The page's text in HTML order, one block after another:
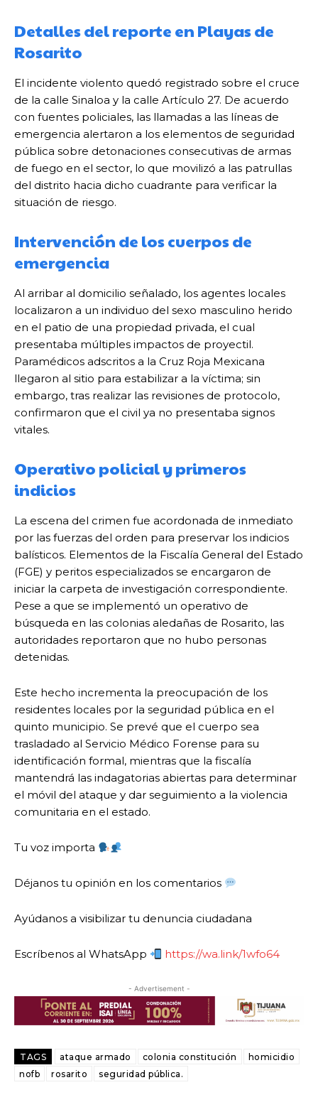
Detalles del reporte en Playas de
Rosarito
El incidente violento quedó registrado sobre el cruce
de la calle Sinaloa y la calle Artículo 27. De acuerdo
con fuentes policiales, las llamadas a las líneas de
emergencia alertaron a los elementos de seguridad
pública sobre detonaciones consecutivas de armas
de fuego en el sector, lo que movilizó a las patrullas
del distrito hacia dicho cuadrante para verificar la
situación de riesgo.
Intervención de los cuerpos de
emergencia
Al arribar al domicilio señalado, los agentes locales
localizaron a un individuo del sexo masculino herido
en el patio de una propiedad privada, el cual
presentaba múltiples impactos de proyectil.
Paramédicos adscritos a la Cruz Roja Mexicana
llegaron al sitio para estabilizar a la víctima; sin
embargo, tras realizar las revisiones de protocolo,
confirmaron que el civil ya no presentaba signos
vitales.
Operativo policial y primeros
indicios
La escena del crimen fue acordonada de inmediato
por las fuerzas del orden para preservar los indicios
balísticos. Elementos de la Fiscalía General del Estado
(FGE) y peritos especializados se encargaron de
iniciar la carpeta de investigación correspondiente.
Pese a que se implementó un operativo de
búsqueda en las colonias aledañas de Rosarito, las
autoridades reportaron que no hubo personas
detenidas.
Este hecho incrementa la preocupación de los
residentes locales por la seguridad pública en el
quinto municipio. Se prevé que el cuerpo sea
trasladado al Servicio Médico Forense para su
identificación formal, mientras que la fiscalía
mantendrá las indagatorias abiertas para determinar
el móvil del ataque y dar seguimiento a la violencia
comunitaria en el estado.
Tu voz importa
Déjanos tu opinión en los comentarios
Ayúdanos a visibilizar tu denuncia ciudadana
Escríbenos al WhatsApp https://wa.link/1wfo64
- Advertisement -
TAGS ataque armado colonia constitución
homicidio
nofb
rosarito seguridad pública.